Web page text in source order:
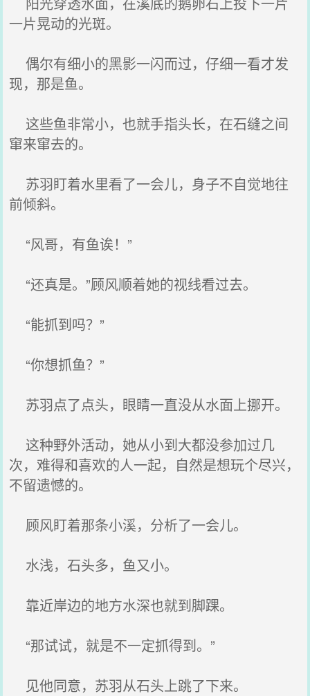
一片晃动的光斑。
偶尔有细小的黑影一闪而过，仔细一看才发
现，那是鱼。
这些鱼非常小，也就手指头长，在石缝之间
窜来窜去的。
苏羽盯着水里看了一会儿，身子不自觉地往
前倾斜。
“风哥，有鱼诶！”
“还真是。”顾风顺着她的视线看过去。
“能抓到吗？”
“你想抓鱼？”
苏羽点了点头，眼睛一直没从水面上挪开。
这种野外活动，她从小到大都没参加过几
次，难得和喜欢的人一起，自然是想玩个尽兴，
不留遗憾的。
顾风盯着那条小溪，分析了一会儿。
水浅，石头多，鱼又小。
靠近岸边的地方水深也就到脚踝。
“那试试，就是不一定抓得到。”
见他同意，苏羽从石头上跳了下来。